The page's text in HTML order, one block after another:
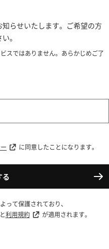
らせいたします。ご希望の方
。
スではありません。あらかじめご了
に同意したことになります。
る
って保護されており、
と利用規約 が適用されます。